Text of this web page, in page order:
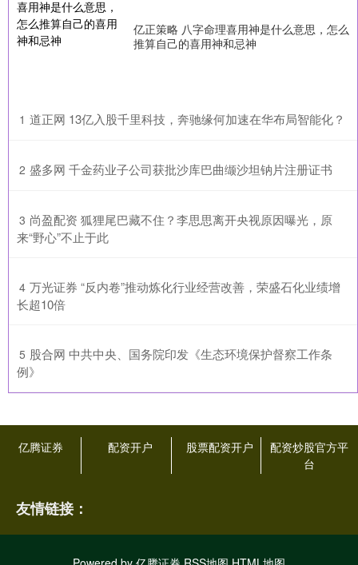
亿正策略 八字命理喜用神是什么意思，怎么
推算自己的喜用神和忌神
1 ​道正网 13亿入股千里科技，奔驰缘何加速在华布局智能化？
2 ​盛多网 千金药业子公司获批沙库巴曲缬沙坦钠片注册证书
3 ​尚盈配资 狐狸尾巴藏不住？李思思离开央视原因曝光，原
来“野心”不止于此
4 ​万光证券 “反内卷”推动炼化行业经营改善，荣盛石化业绩增
长超10倍
5 ​股合网 中共中央、国务院印发《生态环境保护督察工作条
例》
亿腾证券 配资开户 股票配资开户
配资炒股官方平
台
友情链接：